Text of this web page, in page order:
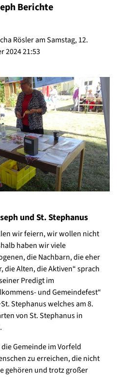
Berichte
Rösler am Samstag, 12.
2024 21:53
und St. Stephanus
wir feiern, wir wollen nicht
haben wir viele
die Nachbarn, die eher
die Alten, die Aktiven“ sprach
Predigt im
und Gemeindefest“
Stephanus welches am 8.
von St. Stephanus in
Gemeinde im Vorfeld
zu erreichen, die nicht
gehören und trotz großer